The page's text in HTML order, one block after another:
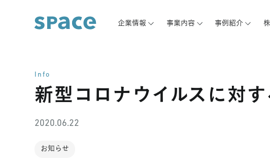
企業情報 事業内容 事例紹介
Info
新型コロナウイルスに対
2020.06.22
お知らせ